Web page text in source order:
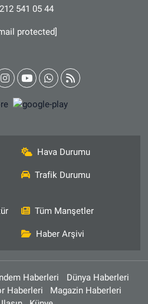
541 05 44
protected]
Hava Durumu
Trafik Durumu
Tüm Manşetler
Haber Arşivi
Haberleri
Dünya Haberleri
Haberleri
Magazin Haberleri